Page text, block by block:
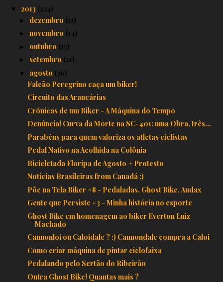
▼ 2013 (224)
► dezembro (11)
► novembro (14)
► outubro (15)
► setembro (21)
▼ agosto (36)
Falcão Peregrino caça um biker!
Circuito das Araucárias
Crônicas de um Biker - A Máquina do Tempo
Denúncia! Curva da Morte na SC-401: uma Obra, três...
Parabéns para quem valoriza os atletas ciclistas
Pedal Nativo na Acolhida na Colônia
Bicicletada Floripa de Agosto + Protesto
Notícias Brasileiras from Canadá :)
Põe na Tela Biker #8 - Pedaladas, Ghost Bike, Audax
Gente que Persiste #3 - Minha história no esporte
Ghost Bike em homenagem ao biker Everton Luiz
Machado
Cannonloi ou Caloidale ? :) Cannondale compra a Caloi
Como criar máquina de pintar ciclofaixa
Pedalando pelo Sertão do Ribeirão
Outra Ghost Bike! Quantas mais ?